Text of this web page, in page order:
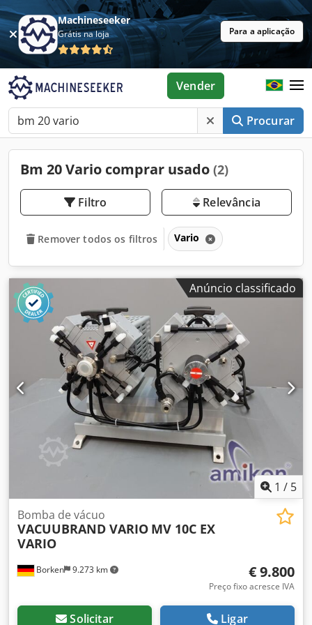
Machineseeker
Grátis na loja Para a aplicação
Procurar
Vender
Bm 20 Vario comprar usado (2)
Filtro Relevância
Remover todos os filtros Vario
Anúncio classificado
1 / 5
Borken 9.273 km
Bomba de vácuo
VACUUBRAND VARIO MV 10C EX
VARIO
€ 9.800
Preço fixo acresce IVA
Solicitar Ligar